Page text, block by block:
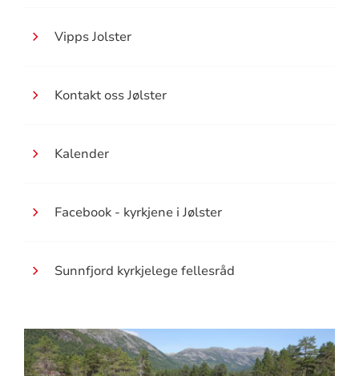
Vipps Jolster
Kontakt oss Jølster
Kalender
Facebook - kyrkjene i Jølster
Sunnfjord kyrkjelege fellesråd